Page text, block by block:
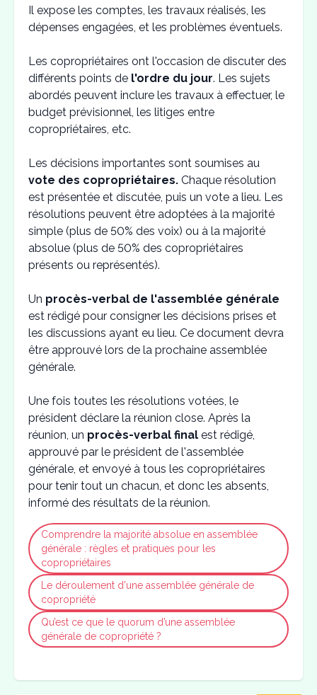
Il expose les comptes, les travaux réalisés, les
dépenses engagées, et les problèmes éventuels.
Les copropriétaires ont l'occasion de discuter des
différents points de l'ordre du jour. Les sujets
abordés peuvent inclure les travaux à effectuer, le
budget prévisionnel, les litiges entre
copropriétaires, etc.
Les décisions importantes sont soumises au
vote des copropriétaires. Chaque résolution
est présentée et discutée, puis un vote a lieu. Les
résolutions peuvent être adoptées à la majorité
simple (plus de 50% des voix) ou à la majorité
absolue (plus de 50% des copropriétaires
présents ou représentés).
Un procès-verbal de l'assemblée générale
est rédigé pour consigner les décisions prises et
les discussions ayant eu lieu. Ce document devra
être approuvé lors de la prochaine assemblée
générale.
Une fois toutes les résolutions votées, le
président déclare la réunion close. Après la
réunion, un procès-verbal final est rédigé,
approuvé par le président de l'assemblée
générale, et envoyé à tous les copropriétaires
pour tenir tout un chacun, et donc les absents,
informé des résultats de la réunion.
Comprendre la majorité absolue en assemblée
générale : règles et pratiques pour les
copropriétaires
Le déroulement d'une assemblée générale de
copropriété
Qu’est ce que le quorum d’une assemblée
générale de copropriété ?